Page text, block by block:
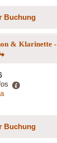
Buchung
& Klarinette
Buchung